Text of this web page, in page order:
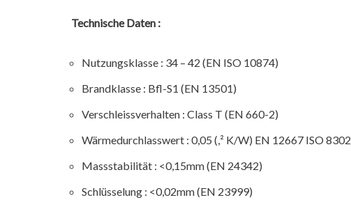
Technische Daten :
Nutzungsklasse : 34 – 42 (EN ISO 10874)
Brandklasse : Bfl-S1 (EN 13501)
Verschleissverhalten : Class T (EN 660-2)
Wärmedurchlasswert : 0,05 (,² K/W) EN 12667 ISO 8302
Massstabilität : <0,15mm (EN 24342)
Schlüsselung : <0,02mm (EN 23999)